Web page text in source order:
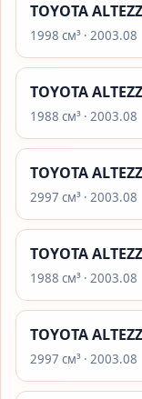
TOYOTA
1998 см³ · 2003.08
TOYOTA
1988 см³ · 2003.08
TOYOTA
2997 см³ · 2003.08
TOYOTA
1988 см³ · 2003.08
TOYOTA
2997 см³ · 2003.08